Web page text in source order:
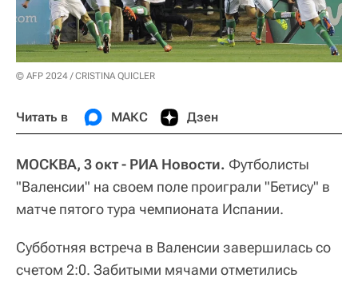
© AFP 2024 / CRISTINA QUICLER
Читать в МАКС Дзен
МОСКВА, 3 окт - РИА Новости. Футболисты
"Валенсии" на своем поле проиграли "Бетису" в
матче пятого тура чемпионата Испании.
Субботняя встреча в Валенсии завершилась со
счетом 2:0. Забитыми мячами отметились